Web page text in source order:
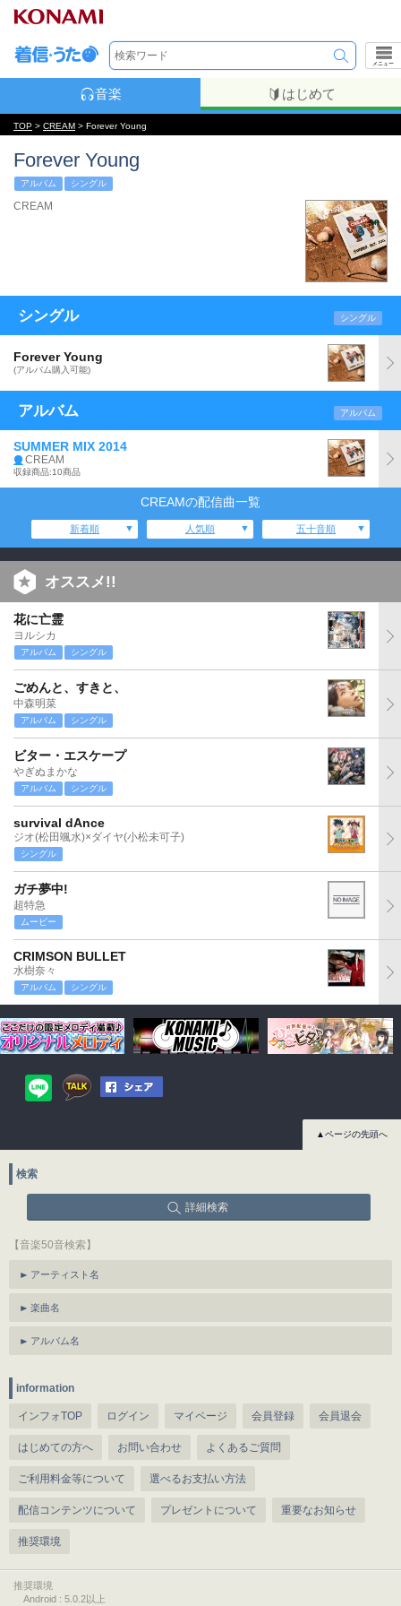
メニュー
音楽 はじめて
TOP > CREAM > Forever Young
Forever Young
アルバム シングル
CREAM
シングル シングル
Forever Young
(アルバム購入可能)
アルバム アルバム
SUMMER MIX 2014
CREAM
収録商品:10商品
CREAMの配信曲一覧
新着順 人気順 五十音順
オススメ!!
花に亡霊
ヨルシカ
アルバム シングル
ごめんと、すきと、
中森明菜
アルバム シングル
ビター・エスケープ
やぎぬまかな
アルバム シングル
survival dAnce
ジオ(松田颯水)×ダイヤ(小松未可子)
シングル
ガチ夢中!
超特急
ムービー
CRIMSON BULLET
水樹奈々
アルバム シングル
▲ページの先頭へ
検索
詳細検索
【音楽50音検索】
アーティスト名
楽曲名
アルバム名
information
インフォTOP ログイン マイページ 会員登録 会員退会
はじめての方へ お問い合わせ よくあるご質問
ご利用料金等について 選べるお支払い方法
配信コンテンツについて プレゼントについて 重要なお知らせ
推奨環境
推奨環境
Android : 5.0.2以上